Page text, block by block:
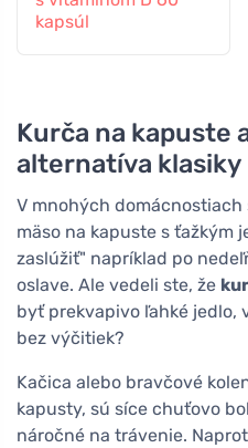
kapsúl
Kurča na kapuste
alternatíva klasiky
V mnohých
mäso na kapuste s ťažkým
zaslúžiť" napríklad po
oslave. Ale vedeli ste, že
byť prekvapivo ľahké jedlo,
bez výčitiek?
Kačica alebo bravčové
kapusty, sú síce chuťovo
náročné na trávenie.